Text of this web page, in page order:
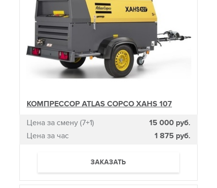
КОМПРЕССОР ATLAS COPCO XAHS 107
Цена за смену (7+1)
15 000 руб.
Цена за час
1 875 руб.
ЗАКАЗАТЬ